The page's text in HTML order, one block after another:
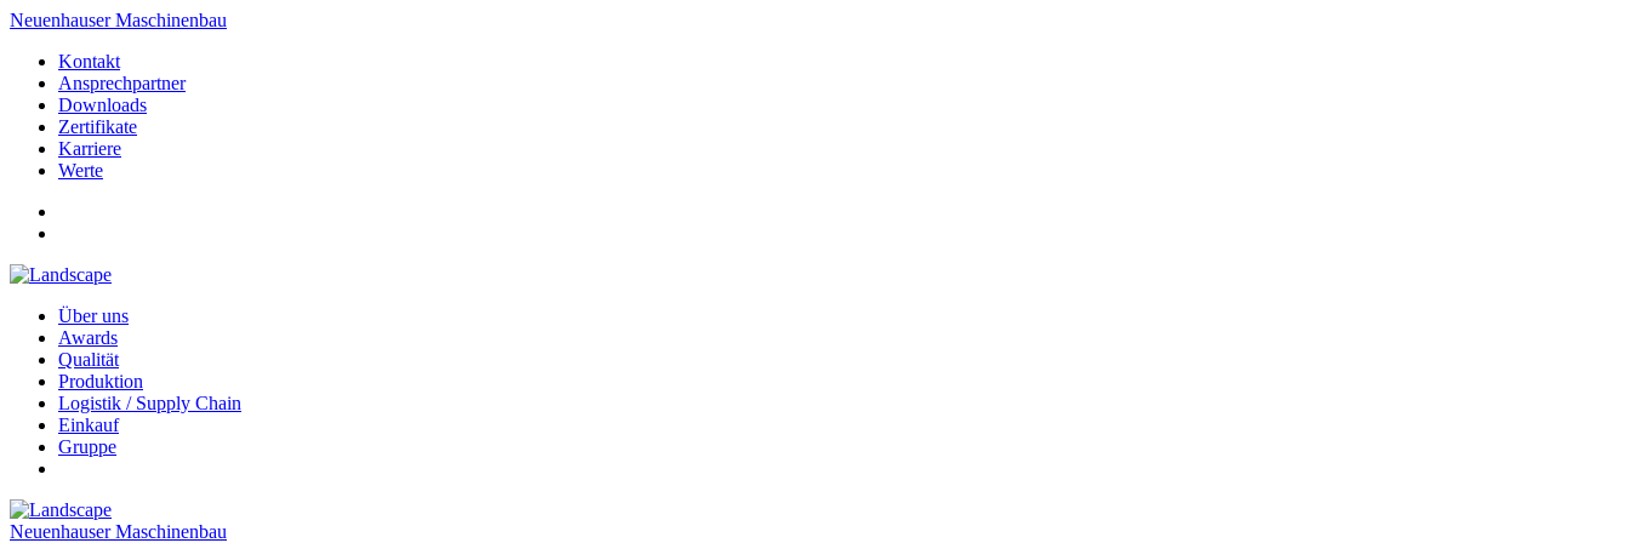
Neuenhauser Maschinenbau
Kontakt
Ansprechpartner
Downloads
Zertifikate
Karriere
Werte
Über uns
Awards
Qualität
Produktion
Logistik / Supply Chain
Einkauf
Gruppe
Neuenhauser Maschinenbau